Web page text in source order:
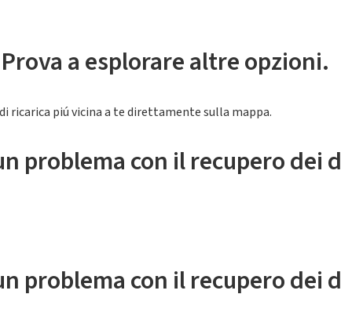
Prova a esplorare altre opzioni.
ricarica piú vicina a te direttamente sulla mappa.
problema con il recupero dei
problema con il recupero dei